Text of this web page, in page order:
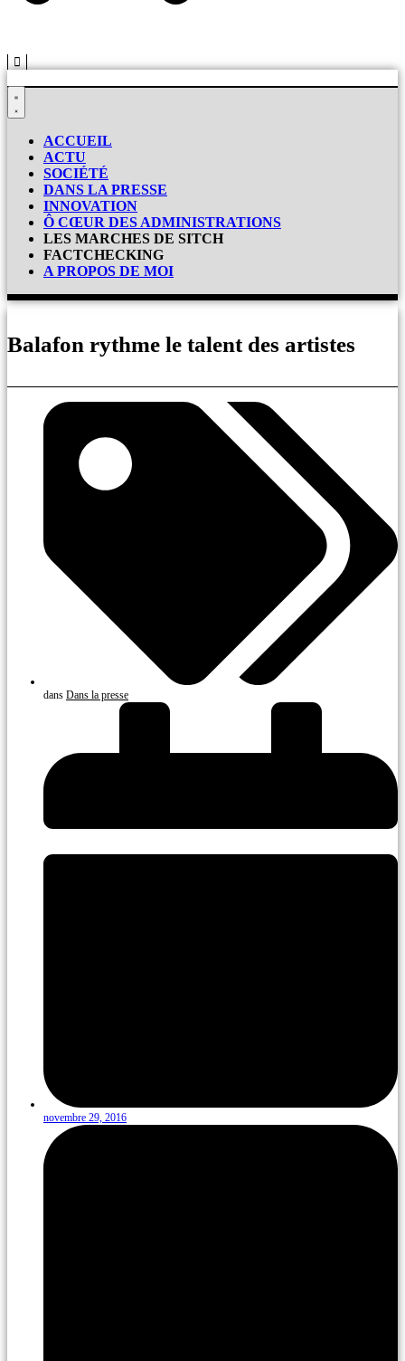
ACCUEIL
ACTU
SOCIÉTÉ
DANS LA PRESSE
INNOVATION
Ô CŒUR DES ADMINISTRATIONS
LES MARCHES DE SITCH
FACTCHECKING
A PROPOS DE MOI
Balafon rythme le talent des artistes
dans Dans la presse
novembre 29, 2016